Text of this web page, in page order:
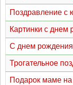
Поздравление с
Картинки с
С днем
Трогательное
Подарок маме